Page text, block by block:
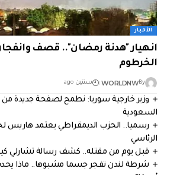
الأخبار
انهيار "هدنة رمضان".. قصف
الخرطوم
By
WORLDNW سنتين ago
وزير خارجية سوريا: نطمح لصفحة جديدة من
السعودية
رسميا.. الحزب الديمقراطي يعتمد هاريس
الرئاسي
قبل يوم من مقتله.. كشف رسالة تشارلي
شرطة لندن تفجر جسما مشبوها.. ماذا